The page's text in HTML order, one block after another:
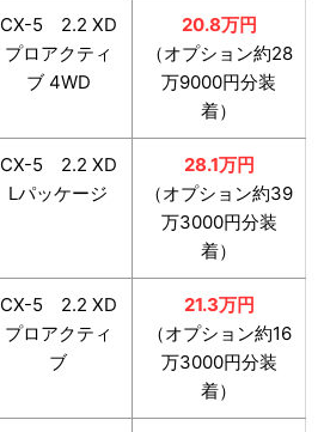
CX-5 2.2 XD
プロアクティ
ブ 4WD
20.8万円
（オプション約28
万9000円分装
着）
CX-5 2.2 XD
Lパッケージ
28.1万円
（オプション約39
万3000円分装
着）
CX-5 2.2 XD
プロアクティ
ブ
21.3万円
（オプション約16
万3000円分装
着）